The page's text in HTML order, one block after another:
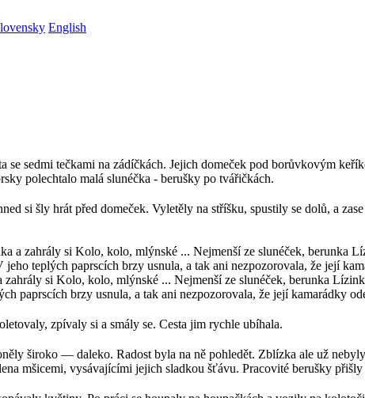
English
se sedmi tečkami na zádíčkách. Jejich domeček pod borůvkovým
polechtalo malá slunéčka - berušky po tvářičkách.
si šly hrát před domeček. Vyletěly na stříšku, spustily se dolů, a
si Kolo, kolo, mlýnské ... Nejmenší ze slunéček, berunka
paprscích brzy usnula, a tak ani nezpozorovala, že její kamarádky
zpívaly si a smály se. Cesta jim rychle ubíhala.
široko — daleko. Radost byla na ně pohledět. Zblízka ale už
mšicemi, vysávajícími jejich sladkou šťávu. Pracovité berušky